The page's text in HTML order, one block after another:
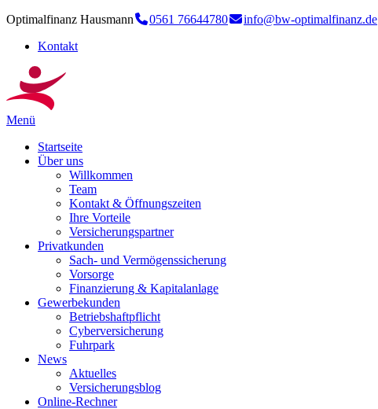
Optimalfinanz Hausmann 0561 76644780 info@bw-optimalfinanz.de
Kontakt
Menü
Startseite
Über uns
Willkommen
Team
Kontakt & Öffnungszeiten
Ihre Vorteile
Versicherungspartner
Privatkunden
Sach- und Vermögenssicherung
Vorsorge
Finanzierung & Kapitalanlage
Gewerbekunden
Betriebshaftpflicht
Cyberversicherung
Fuhrpark
News
Aktuelles
Versicherungsblog
Online-Rechner